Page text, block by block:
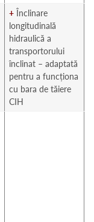
+ Înclinare
longitudinală
hidraulică a
transportorului
înclinat – adaptată
pentru a funcționa
cu bara de tăiere
CIH